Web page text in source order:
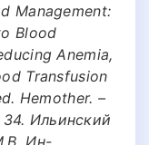
Management:
Blood
Anemia,
Transfusion
Hemother. –
34. Ильинский
Ин-